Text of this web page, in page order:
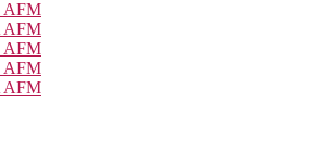
AFM
AFM
AFM
AFM
AFM